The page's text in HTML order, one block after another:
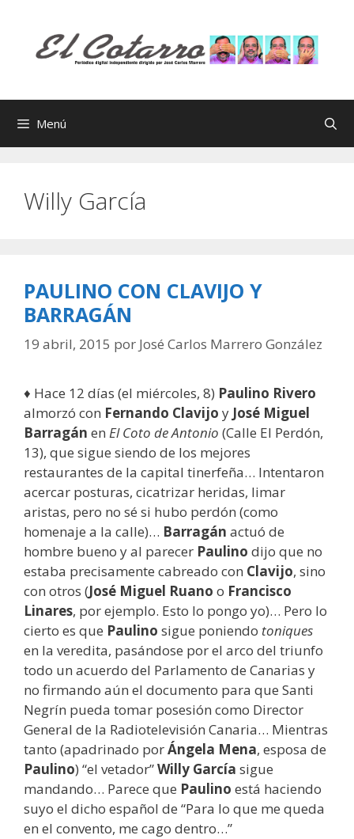
contenido
Menú
Willy García
PAULINO CON CLAVIJO Y
BARRAGÁN
19 abril, 2015 por José Carlos Marrero González
♦ Hace 12 días (el miércoles, 8) Paulino Rivero
almorzó con Fernando Clavijo y José Miguel
Barragán en El Coto de Antonio (Calle El Perdón,
13), que sigue siendo de los mejores
restaurantes de la capital tinerfeña… Intentaron
acercar posturas, cicatrizar heridas, limar
aristas, pero no sé si hubo perdón (como
homenaje a la calle)… Barragán actuó de
hombre bueno y al parecer Paulino dijo que no
estaba precisamente cabreado con Clavijo, sino
con otros (José Miguel Ruano o Francisco
Linares, por ejemplo. Esto lo pongo yo)… Pero lo
cierto es que Paulino sigue poniendo toniques
en la veredita, pasándose por el arco del triunfo
todo un acuerdo del Parlamento de Canarias y
no firmando aún el documento para que Santi
Negrín pueda tomar posesión como Director
General de la Radiotelevisión Canaria… Mientras
tanto (apadrinado porÁngela Mena, esposa de
Paulino) “el vetador”Willy García sigue
mandando… Parece que Paulino está haciendo
suyo el dicho español de “Para lo que me queda
en el convento, me cago dentro…”